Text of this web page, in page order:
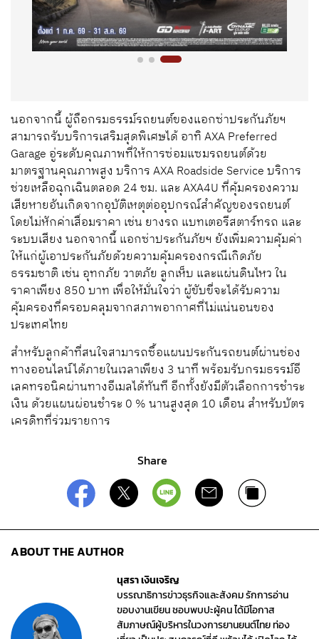
นอกจากนี้ ผู้ถือกรมธรรม์รถยนต์ของแอกซ่าประกันภัยฯ
สามารถรับบริการเสริมสุดพิเศษได้ อาทิ AXA Preferred
Garage อู่ระดับคุณภาพที่ให้การซ่อมแซมรถยนต์ด้วย
มาตรฐานคุณภาพสูง บริการ AXA Roadside Service บริการ
ช่วยเหลือฉุกเฉินตลอด 24 ชม. และ AXA4U ที่คุ้มครองความ
เสียหายอันเกิดจากอุบัติเหตุต่ออุปกรณ์สำคัญของรถยนต์
โดยไม่หักค่าเสื่อมราคา เช่น ยางรถ แบทเตอรีสตาร์ทรถ และ
ระบบเสียง นอกจากนี้ แอกซ่าประกันภัยฯ ยังเพิ่มความคุ้มค่า
ให้แก่ผู้เอาประกันภัยด้วยความคุ้มครองกรณีเกิดภัย
ธรรมชาติ เช่น อุทกภัย วาตภัย ลูกเห็บ และแผ่นดินไหว ใน
ราคาเพียง 850 บาท เพื่อให้มั่นใจว่า ผู้ขับขี่จะได้รับความ
คุ้มครองที่ครอบคลุมจากสภาพอากาศที่ไม่แน่นอนของ
ประเทศไทย
สำหรับลูกค้าที่สนใจสามารถซื้อแผนประกันรถยนต์ผ่านช่อง
ทางออนไลน์ได้ภายในเวลาเพียง 3 นาที พร้อมรับกรมธรรม์อี
เลคทรอนิคผ่านทางอีเมลได้ทันที อีกทั้งยังมีตัวเลือกการชำระ
เงิน ด้วยแผนผ่อนชำระ 0 % นานสูงสุด 10 เดือน สำหรับบัตร
เครดิทที่ร่วมรายการ
Share
ABOUT THE AUTHOR
นุสรา เงินเจริญ
บรรณาธิการข่าวธุรกิจและสังคม รักการอ่าน
ขอบงานเขียน ชอบพบปะผู้คน ได้มีโอกาส
สัมภาษณ์ผู้บริหารในวงการยานยนต์ไทย ท่อง